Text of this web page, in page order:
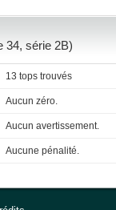
34, série 2B)
13 tops trouvés
Aucun zéro.
Aucun avertissement.
Aucune pénalité.